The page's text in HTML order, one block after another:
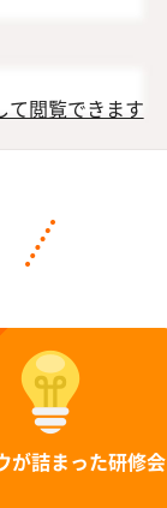
て閲覧できます
が詰まった研修会